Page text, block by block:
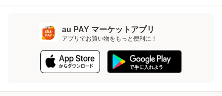
au PAY マーケットアプリ
アプリでお買い物をもっと便利に！